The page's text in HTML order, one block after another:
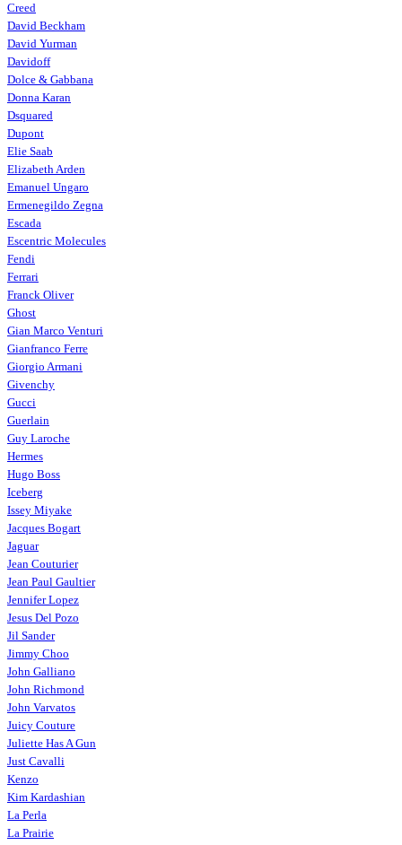
Creed
David Beckham
David Yurman
Davidoff
Dolce & Gabbana
Donna Karan
Dsquared
Dupont
Elie Saab
Elizabeth Arden
Emanuel Ungaro
Ermenegildo Zegna
Escada
Escentric Molecules
Fendi
Ferrari
Franck Oliver
Ghost
Gian Marco Venturi
Gianfranco Ferre
Giorgio Armani
Givenchy
Gucci
Guerlain
Guy Laroche
Hermes
Hugo Boss
Iceberg
Issey Miyake
Jacques Bogart
Jaguar
Jean Couturier
Jean Paul Gaultier
Jennifer Lopez
Jesus Del Pozo
Jil Sander
Jimmy Choo
John Galliano
John Richmond
John Varvatos
Juicy Couture
Juliette Has A Gun
Just Cavalli
Kenzo
Kim Kardashian
La Perla
La Prairie